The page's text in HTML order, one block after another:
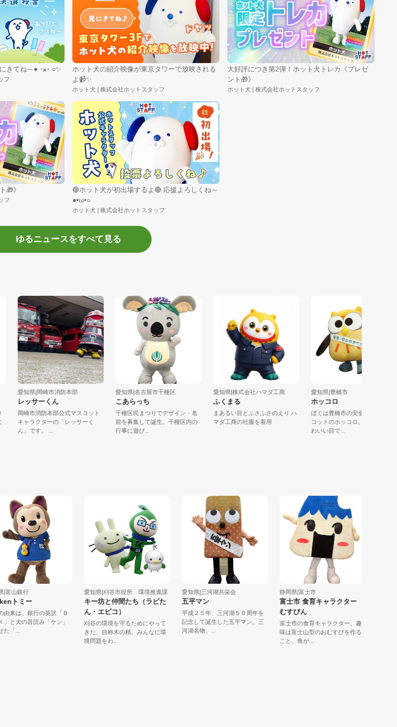
​決選投票でホット犬に会いにきてね～● ･ﻌ･ ○✨
フ
ホット犬の紹介映像が東京タワーで放映される
よ📹✨
ホット犬 | 株式会社ホットスタッフ
大好評につき第2弾！ホット犬トレカ《プレゼ
ント🎁》
ホット犬 | 株式会社ホットスタッフ
🎁》
フ
🔵ホット犬が初出場するよ🔴 応援よろしくね～
●•ω•○
ホット犬 | 株式会社ホットスタッフ
ゆるニュースをすべて見る
...
はぴり
幸せに
愛知県|岡崎市消防本部
レッサーくん
岡崎市消防本部公式マスコット
キャラクターの「レッサーく
ん」です。 ...
愛知県|名古屋市千種区
こあらっち
千種区民まつりでデザイン・名
前を募集して誕生。千種区内の
行事に遊び...
愛知県|株式会社ハマダ工商
ふくまる
まあるい目とふさふさのえり ハ
マダ工商の社服を着用
愛知県|豊橋市
ホッコロ
ぼくは豊橋市の安全・
コットのホッコロ。大
わいい目で...
行
ー
銀行の英訳「Ｂ
音読み「ケン」
愛知県|刈谷市役所 環境推進課
キー坊と仲間たち（ラビた
ん・エピコ）
刈谷の環境を守るためにやって
きた、自称木の精。みんなに環
境問題をわ...
愛知県|三河湖共栄会
五平マン
平成２５年、三河湖５０周年を
記念して誕生した五平マン。三
河湖名物、...
静岡県|富士市
富士市 食育キャラクター
むすびん
富士市の食育キャラクター。趣
味は富士山型のおむすびを作る
こと。角が...
ゆきママと
できているの
ピンクのあ...